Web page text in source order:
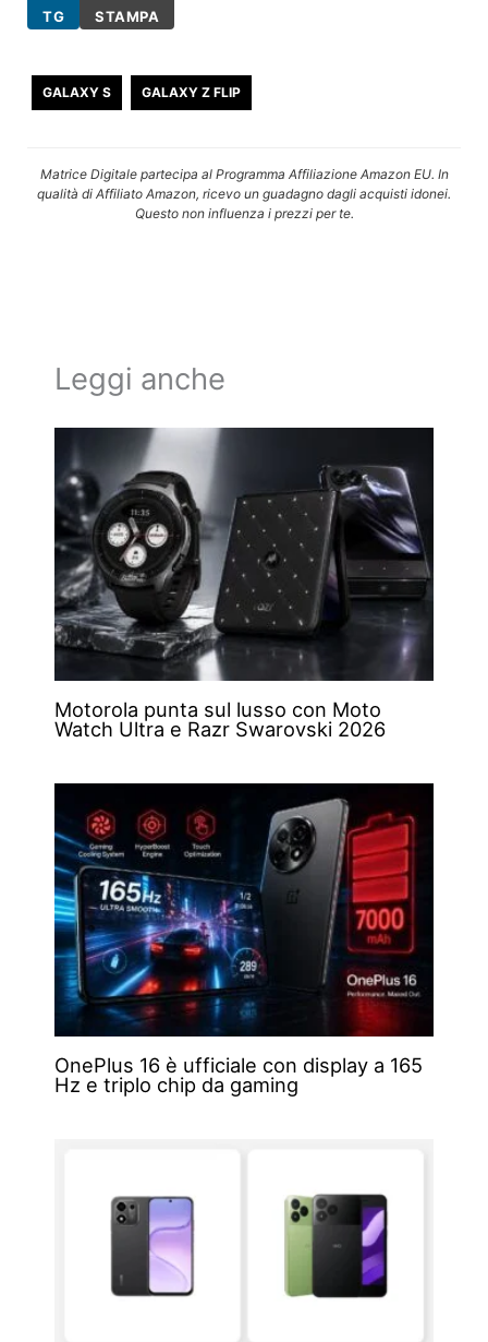
TG STAMPA
GALAXY S GALAXY Z FLIP
Matrice Digitale partecipa al Programma Affiliazione Amazon EU. In
qualità di Affiliato Amazon, ricevo un guadagno dagli acquisti idonei.
Questo non influenza i prezzi per te.
Leggi anche
Motorola punta sul lusso con Moto
Watch Ultra e Razr Swarovski 2026
OnePlus 16 è ufficiale con display a 165
Hz e triplo chip da gaming